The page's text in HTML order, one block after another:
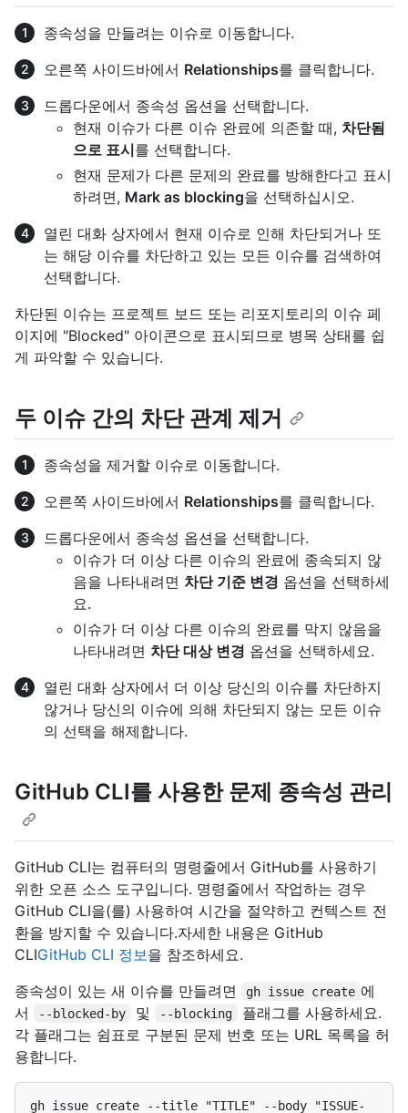
종속성을 만들려는 이슈로 이동합니다.
오른쪽 사이드바에서 Relationships를 클릭합니다.
드롭다운에서 종속성 옵션을 선택합니다.
현재 이슈가 다른 이슈 완료에 의존할 때, 차단됨
으로 표시를 선택합니다.
현재 문제가 다른 문제의 완료를 방해한다고 표시
하려면, Mark as blocking을 선택하십시오.
열린 대화 상자에서 현재 이슈로 인해 차단되거나 또
는 해당 이슈를 차단하고 있는 모든 이슈를 검색하여
선택합니다.
차단된 이슈는 프로젝트 보드 또는 리포지토리의 이슈 페
이지에 "Blocked" 아이콘으로 표시되므로 병목 상태를 쉽
게 파악할 수 있습니다.
두 이슈 간의 차단 관계 제거
종속성을 제거할 이슈로 이동합니다.
오른쪽 사이드바에서 Relationships를 클릭합니다.
드롭다운에서 종속성 옵션을 선택합니다.
이슈가 더 이상 다른 이슈의 완료에 종속되지 않
음을 나타내려면 차단 기준 변경 옵션을 선택하세
요.
이슈가 더 이상 다른 이슈의 완료를 막지 않음을
나타내려면 차단 대상 변경 옵션을 선택하세요.
열린 대화 상자에서 더 이상 당신의 이슈를 차단하지
않거나 당신의 이슈에 의해 차단되지 않는 모든 이슈
의 선택을 해제합니다.
GitHub CLI를 사용한 문제 종속성 관리
GitHub CLI는 컴퓨터의 명령줄에서 GitHub를 사용하기
위한 오픈 소스 도구입니다. 명령줄에서 작업하는 경우
GitHub CLI을(를) 사용하여 시간을 절약하고 컨텍스트 전
환을 방지할 수 있습니다.자세한 내용은 GitHub
CLIGitHub CLI 정보 을 참조하세요.
종속성이 있는 새 이슈를 만들려면
gh issue create 에
서
--blocked-by 및 --blocking
플래그를 사용하세요.
각 플래그는 쉼표로 구분된 문제 번호 또는 URL 목록을 허
용합니다.
gh issue create --title "TITLE" --body "ISSUE-